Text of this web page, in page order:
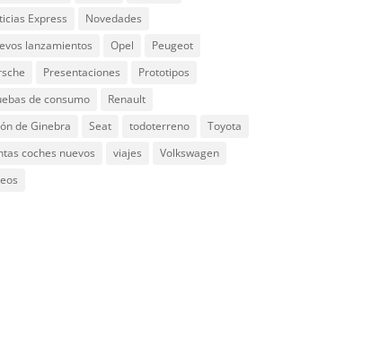
Express
Novedades
lanzamientos
Opel
Peugeot
Presentaciones
Prototipos
de consumo
Renault
de Ginebra
Seat todoterreno
Toyota
coches nuevos
viajes
Volkswagen